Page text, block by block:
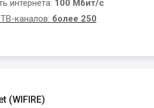
интернета: 100 Мбит/с
каналов: более 250
(WIFIRE)